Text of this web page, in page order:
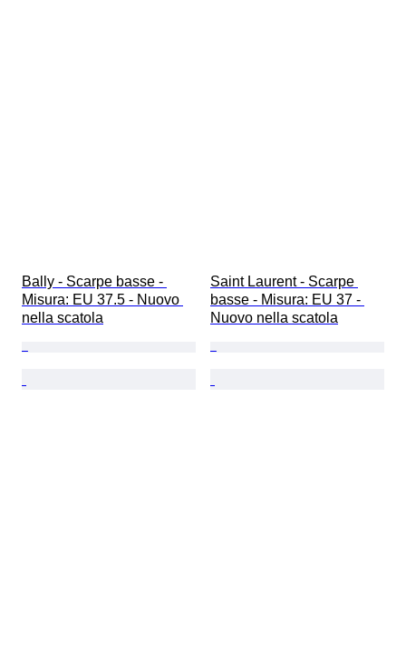
Bally - Scarpe basse -
Misura: EU 37.5 - Nuovo
nella scatola
Saint Laurent - Scarpe
basse - Misura: EU 37 -
Nuovo nella scatola